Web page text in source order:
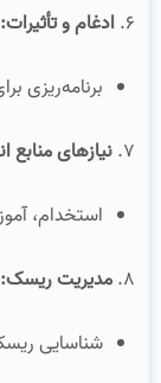
۶. ادغام و تأثیرات:
برنامه‌ریزی
۷. نیازهای منابع
استخدام،
۸. مدیریت ریسک:
شناسایی